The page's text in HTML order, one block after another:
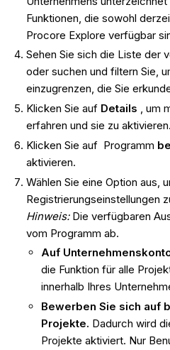
Funktionen, die sowohl
Procore Explore verfügbar
Sehen Sie sich die Liste der
oder suchen und filtern Sie,
einzugrenzen, die Sie
Klicken Sie auf Details , um
erfahren und sie zu aktivieren.
Klicken Sie auf Programm
aktivieren.
Wählen Sie eine Option aus,
Registrierungseinstellungen
Hinweis:Die verfügbaren
vom Programm ab.
Auf
die Funktion für alle
innerhalb Ihres
Bewerben Sie sich auf
Projekte. Dadurch wird
Projekte aktiviert. Nur